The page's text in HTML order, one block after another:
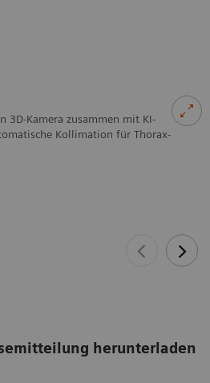
3D-Kamera zusammen mit KI-
Kollimation für Thorax-
herunterladen